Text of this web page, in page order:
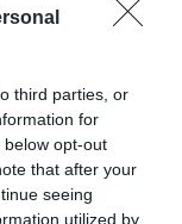
third parties, or
for
opt-out
that after your
seeing
utilized by